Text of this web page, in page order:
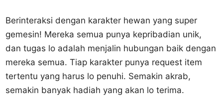
Berinteraksi dengan karakter hewan yang super
gemesin! Mereka semua punya kepribadian unik,
dan tugas lo adalah menjalin hubungan baik dengan
mereka semua. Tiap karakter punya request item
tertentu yang harus lo penuhi. Semakin akrab,
semakin banyak hadiah yang akan lo terima.